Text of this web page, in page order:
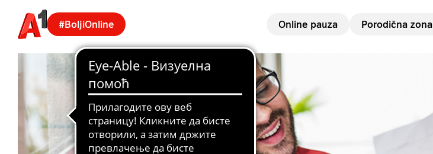
#BoljiOnline Online pauza Porodična zona